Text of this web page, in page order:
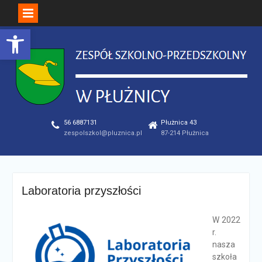
Open toolbar
Skip
to
content
56 6887131
zespolszkol@pluznica.pl
Płużnica 43
87-214 Płużnica
Laboratoria przyszłości
W 2022
r.
nasza
szkoła